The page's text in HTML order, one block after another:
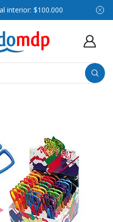
interior: $100.000